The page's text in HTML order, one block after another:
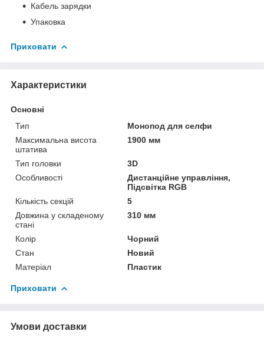
Кабель зарядки
Упаковка
Приховати
Характеристики
Основні
Тип
Монопод для селфи
Максимальна висота
штатива
1900 мм
Тип головки
3D
Особливості
Дистанційне управління,
Підсвітка RGB
Кількість секцій
5
Довжина у складеному
стані
310 мм
Колір
Чорний
Стан
Новий
Матеріал
Пластик
Приховати
Умови доставки